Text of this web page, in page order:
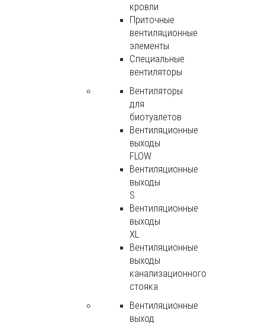
кровли
Приточные
вентиляционные
элементы
Специальные
вентиляторы
Вентиляторы
для
биотуалетов
Вентиляционные
выходы
FLOW
Вентиляционные
выходы
S
Вентиляционные
выходы
XL
Вентиляционные
выходы
канализационного
стояка
Вентиляционные
выход